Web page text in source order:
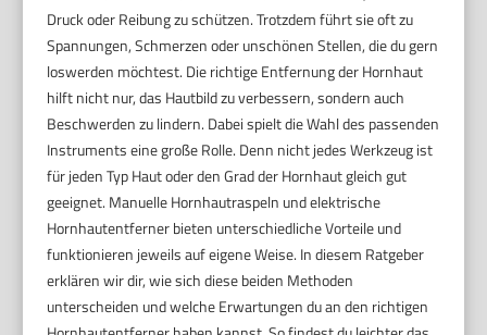
Druck oder Reibung zu schützen. Trotzdem führt sie oft zu
Spannungen, Schmerzen oder unschönen Stellen, die du gern
loswerden möchtest. Die richtige Entfernung der Hornhaut
hilft nicht nur, das Hautbild zu verbessern, sondern auch
Beschwerden zu lindern. Dabei spielt die Wahl des passenden
Instruments eine große Rolle. Denn nicht jedes Werkzeug ist
für jeden Typ Haut oder den Grad der Hornhaut gleich gut
geeignet. Manuelle Hornhautraspeln und elektrische
Hornhautentferner bieten unterschiedliche Vorteile und
funktionieren jeweils auf eigene Weise. In diesem Ratgeber
erklären wir dir, wie sich diese beiden Methoden
unterscheiden und welche Erwartungen du an den richtigen